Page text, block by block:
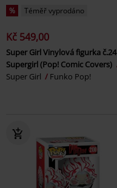
% Téměř vyprodáno
Kč 549,00
Super Girl Vinylová figurka č.24
Supergirl (Pop! Comic Covers)
Super Girl
Funko Pop!